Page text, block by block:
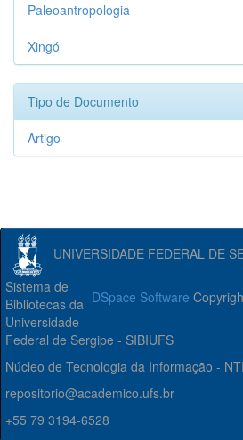
Paleoantropologia
Xingó
Tipo de Documento
Artigo
UNIVERSIDADE FEDERAL DE
DSpace Software
Sistema de
Bibliotecas da
Universidade
Federal de Sergipe - SIBIUFS
Núcleo de Tecnologia da Informação - NTI
repositorio@academico.ufs.br
+55 79 3194-6528